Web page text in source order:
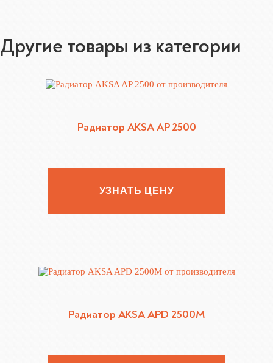
Другие товары из категории
Радиатор AKSA AP 2500
УЗНАТЬ ЦЕНУ
Радиатор AKSA APD 2500M